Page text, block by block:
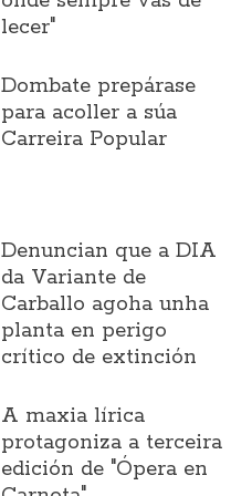
lecer"
Dombate prepárase
para acoller a súa
Carreira Popular
Denuncian que a DIA
da Variante de
Carballo agoha unha
planta en perigo
crítico de extinción
A maxia lírica
protagoniza a terceira
edición de "Ópera en